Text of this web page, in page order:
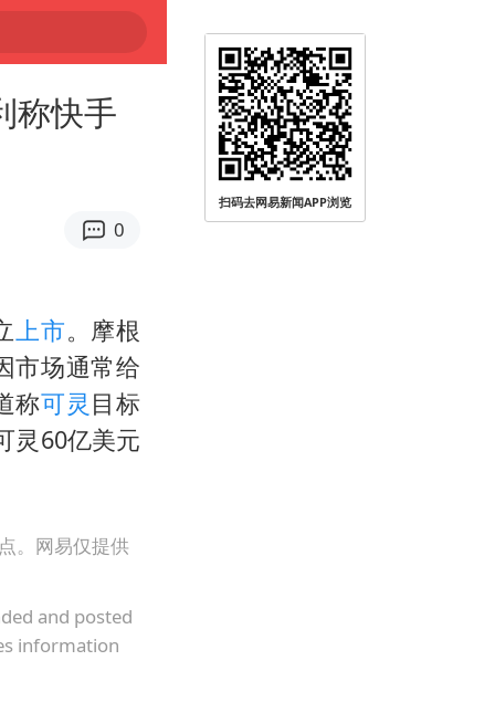
称快手
0
上市。摩根
市场通常给
称可灵 目标
灵60亿美元
。网易仅提供
and posted
information
扫码去网易新闻APP浏览